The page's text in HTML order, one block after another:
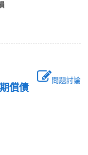
問題討論
償債